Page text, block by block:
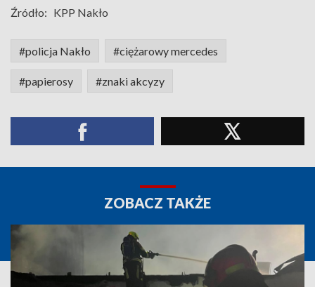
Źródło: KPP Nakło
#policja Nakło #ciężarowy mercedes
#papierosy #znaki akcyzy
ZOBACZ TAKŻE